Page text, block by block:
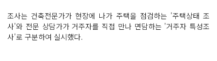
조사는 건축전문가가 현장에 나가 주택을 점검하는 '주택상태 조
사'와 전문 상담가가 거주자를 직접 만나 면담하는 '거주자 특성조
사'로 구분하여 실시했다.